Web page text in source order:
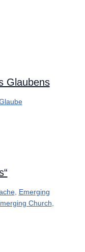
Glaubens
, Emerging
Church